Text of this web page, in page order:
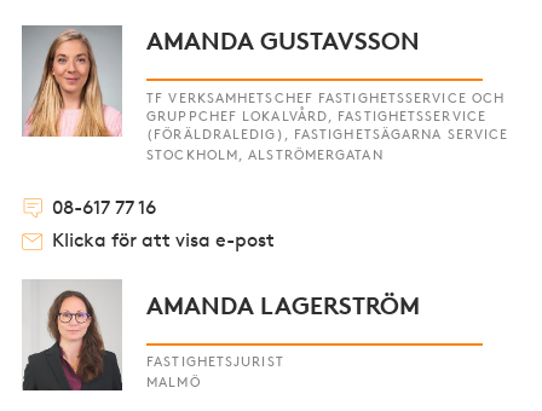
AMANDA GUSTAVSSON
TF VERKSAMHETSCHEF FASTIGHETSSERVICE OCH
GRUPPCHEF LOKALVÅRD, FASTIGHETSSERVICE
(FÖRÄLDRALEDIG), FASTIGHETSÄGARNA SERVICE
STOCKHOLM, ALSTRÖMERGATAN
08-617 77 16
Klicka för att visa e-post
AMANDA LAGERSTRÖM
FASTIGHETSJURIST
MALMÖ